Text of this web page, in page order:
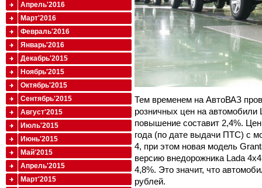
Тем временем на АвтоВАЗ
розничных цен на
повышение составит 2,4%.
года (по дате выдачи ПТС) с
4, при этом новая модель
версию внедорожника Lada
4,8%. Это значит, что
рублей.
Апрель'2016
Март'2016
Февраль'2016
Январь'2016
Декабрь'2015
Ноябрь'2015
Октябрь'2015
Сентябрь'2015
Август'2015
Июль'2015
Июнь'2015
Май'2015
Апрель'2015
Март'2015